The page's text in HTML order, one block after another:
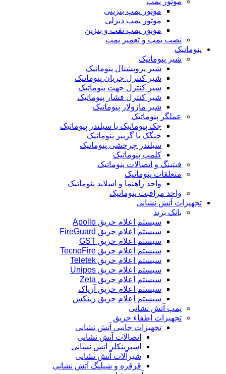
موتور پمپ بنزینی
موتور پمپ دیزلی
موتور پمپ نفت و بنزین
نصب پمپ و تعمیر پمپ
پنوماتیک
شیر پنوماتیک
شیر پروپشنال پنوماتیک
شیر کنترل جریان پنوماتیک
شیر کنترل جهت پنوماتیک
شیر کنترل فشار پنوماتیک
شیر ماژولار پنوماتیک
عملگر پنوماتیک
جک پنوماتیک یا سیلندر پنوماتیک
چنگک یا گریپر پنوماتیک
سیلندر چرخشی پنوماتیک
کلمپ پنوماتیک
فیتینگ و اتصالات پنوماتیک
متعلقات پنوماتیک
واحد راهنما و اسلاید پنوماتیک
واحد مراقبت پنوماتیک
تجهیزات آتش نشانی
بانک برند
سیستم اعلام حریق Apollo
سیستم اعلام حریق FireGuard
سیستم اعلام حریق GST
سیستم اعلام حریق TecnoFire
سیستم اعلام حریق Teletek
سیستم اعلام حریق Unipos
سیستم اعلام حریق Zeta
سیستم اعلام حریق آریاک
سیستم اعلام حریق زیتکس
پمپ آتش نشانی
تجهیزات اطفاء حریق
تجهیزات جانبی آتش نشانی
اتصالات آتش نشانی
اسپرینکلر آتش نشانی
شیرآلات آتش نشانی
قرقره و شیلنگ آتش نشانی